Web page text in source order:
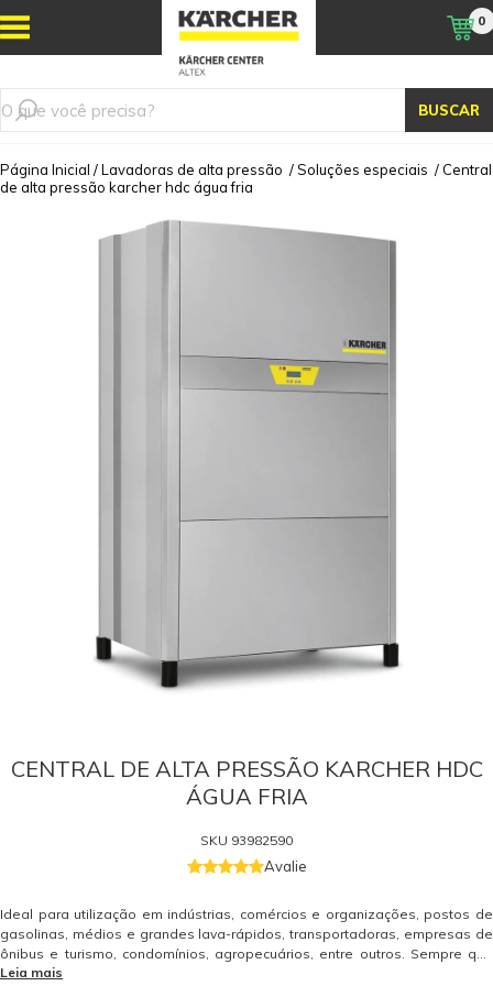
BUSCAR
0
Página Inicial /Lavadoras de alta pressão /Soluções especiais / Central
de alta pressão karcher hdc água fria
CENTRAL DE ALTA PRESSÃO KARCHER HDC
ÁGUA FRIA
SKU 93982590
Avalie
Ideal para utilização em indústrias, comércios e organizações, postos de
gasolinas, médios e grandes lava-rápidos, transportadoras, empresas de
ônibus e turismo, condomínios, agropecuários, entre outros. Sempre que
houver a necessidade de limpeza com alta pressão e desinfecção, a
Leia mais